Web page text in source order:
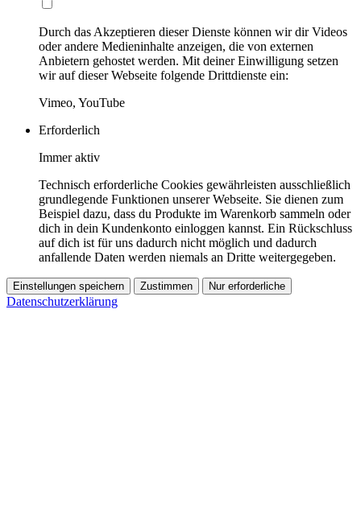
Durch das Akzeptieren dieser Dienste können wir dir Videos
oder andere Medieninhalte anzeigen, die von externen
Anbietern gehostet werden. Mit deiner Einwilligung setzen
wir auf dieser Webseite folgende Drittdienste ein:
Vimeo, YouTube
Erforderlich
Immer aktiv
Technisch erforderliche Cookies gewährleisten ausschließlich
grundlegende Funktionen unserer Webseite. Sie dienen zum
Beispiel dazu, dass du Produkte im Warenkorb sammeln oder
dich in dein Kundenkonto einloggen kannst. Ein Rückschluss
auf dich ist für uns dadurch nicht möglich und dadurch
anfallende Daten werden niemals an Dritte weitergegeben.
Einstellungen speichern Zustimmen Nur erforderliche
Datenschutzerklärung